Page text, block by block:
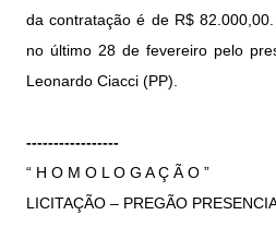
da contratação é de R$
no último 28 de fevereiro pelo
Leonardo Ciacci (PP).
-----------------
“ H O M O L O G A Ç Ã O ”
LICITAÇÃO – PREGÃO